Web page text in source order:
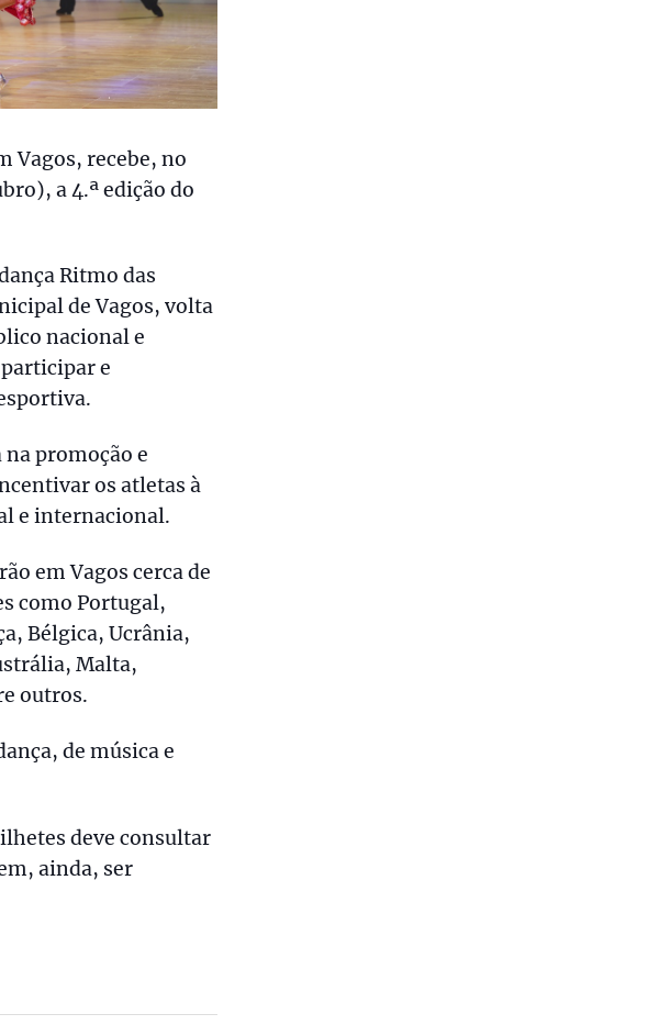
Vagos, recebe, no
a 4.ª edição do
Ritmo das
de Vagos, volta
nacional e
e
na promoção e
os atletas à
e internacional.
em Vagos cerca de
como Portugal,
Bélgica, Ucrânia,
Malta,
outros.
de música e
deve consultar
ainda, ser